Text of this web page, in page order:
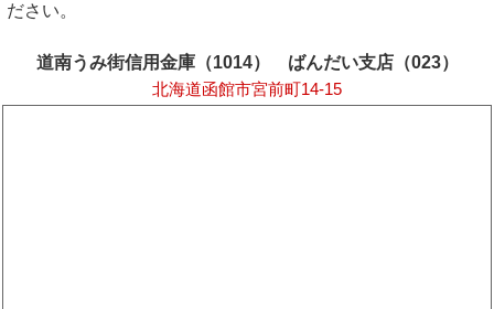
ださい。
道南うみ街信用金庫（1014） ばんだい支店（023）
北海道函館市宮前町14-15